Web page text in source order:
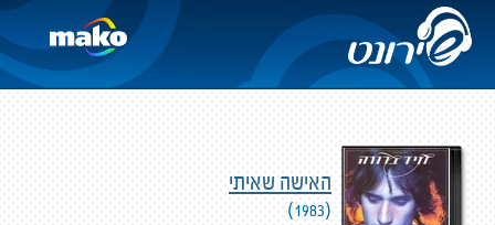
האישה שאיתי
(1983)